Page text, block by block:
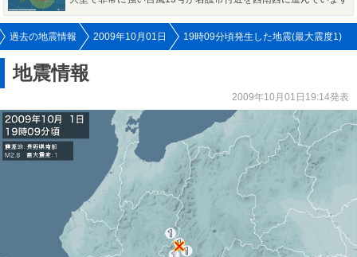
過去の地震情報 2009年10月01日 19時09分頃発生した地震(最大震度1)
地震情報
2009年10月01日19:14発表